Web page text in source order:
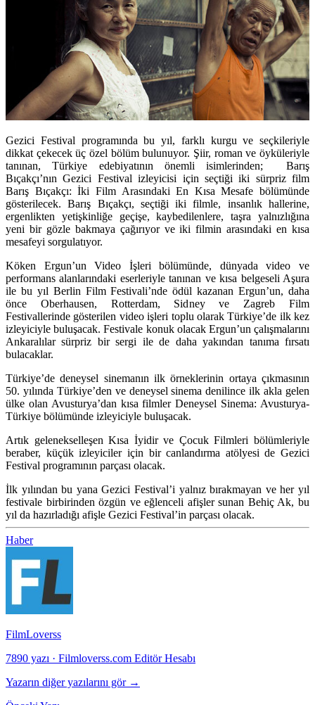
Gezici Festival programında bu yıl, farklı kurgu ve seçkileriyle
dikkat çekecek üç özel bölüm bulunuyor. Şiir, roman ve öyküleriyle
tanınan, Türkiye edebiyatının önemli isimlerinden; Barış
Bıçakçı’nın Gezici Festival izleyicisi için seçtiği iki sürpriz film
Barış Bıçakçı: İki Film Arasındaki En Kısa Mesafe bölümünde
gösterilecek. Barış Bıçakçı, seçtiği iki filmle, insanlık hallerine,
ergenlikten yetişkinliğe geçişe, kaybedilenlere, taşra yalnızlığına
yeni bir gözle bakmaya çağırıyor ve iki filmin arasındaki en kısa
mesafeyi sorgulatıyor.
Köken Ergun’un Video İşleri bölümünde, dünyada video ve
performans alanlarındaki eserleriyle tanınan ve kısa belgeseli Aşura
ile bu yıl Berlin Film Festivali’nde ödül kazanan Ergun’un, daha
önce Oberhausen, Rotterdam, Sidney ve Zagreb Film
Festivallerinde gösterilen video işleri toplu olarak Türkiye’de ilk kez
izleyiciyle buluşacak. Festivale konuk olacak Ergun’un çalışmalarını
Ankaralılar sürpriz bir sergi ile de daha yakından tanıma fırsatı
bulacaklar.
Türkiye’de deneysel sinemanın ilk örneklerinin ortaya çıkmasının
50. yılında Türkiye’den ve deneysel sinema denilince ilk akla gelen
ülke olan Avusturya’dan kısa filmler Deneysel Sinema: Avusturya-
Türkiye bölümünde izleyiciyle buluşacak.
Artık gelenekselleşen Kısa İyidir ve Çocuk Filmleri bölümleriyle
beraber, küçük izleyiciler için bir canlandırma atölyesi de Gezici
Festival programının parçası olacak.
İlk yılından bu yana Gezici Festival’i yalnız bırakmayan ve her yıl
festivale birbirinden özgün ve eğlenceli afişler sunan Behiç Ak, bu
yıl da hazırladığı afişle Gezici Festival’in parçası olacak.
Haber
FilmLoverss
7890 yazı · Filmloverss.com Editör Hesabı
Yazarın diğer yazılarını gör →